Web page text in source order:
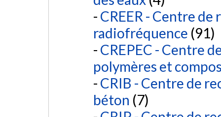
CREER - Centre
radiofréquence (91)
CREPEC - Centre
polymères et
CRIB - Centre de
béton (7)